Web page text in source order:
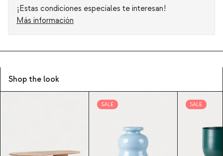
¡Estas condiciones especiales te interesan!
Más información
Shop the look
SALE SALE